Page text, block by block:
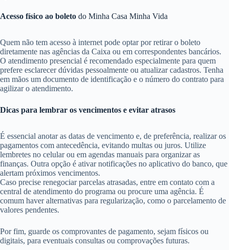
Acesso físico ao boleto do Minha Casa Minha Vida
Quem não tem acesso à internet pode optar por retirar o boleto
diretamente nas agências da Caixa ou em correspondentes bancários.
O atendimento presencial é recomendado especialmente para quem
prefere esclarecer dúvidas pessoalmente ou atualizar cadastros. Tenha
em mãos um documento de identificação e o número do contrato para
agilizar o atendimento.
Dicas para lembrar os vencimentos e evitar atrasos
É essencial anotar as datas de vencimento e, de preferência, realizar os
pagamentos com antecedência, evitando multas ou juros. Utilize
lembretes no celular ou em agendas manuais para organizar as
finanças. Outra opção é ativar notificações no aplicativo do banco, que
alertam próximos vencimentos.
Caso precise renegociar parcelas atrasadas, entre em contato com a
central de atendimento do programa ou procure uma agência. É
comum haver alternativas para regularização, como o parcelamento de
valores pendentes.
Por fim, guarde os comprovantes de pagamento, sejam físicos ou
digitais, para eventuais consultas ou comprovações futuras.